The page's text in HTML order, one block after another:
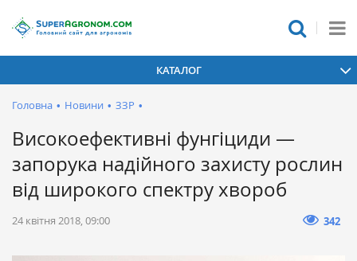
КАТАЛОГ
Головна • Новини • ЗЗР •
Високоефективні фунгіциди —
запорука надійного захисту рослин
від широкого спектру хвороб
24 квітня 2018, 09:00 342